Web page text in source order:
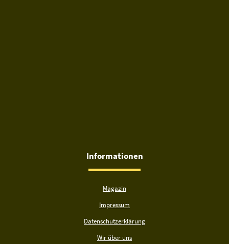
Informationen
Magazin
Impressum
Datenschutzerklärung
Wir über uns